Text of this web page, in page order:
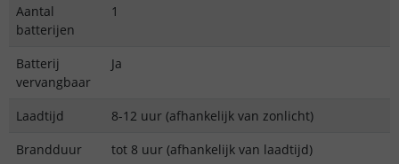
Aantal
batterijen
1
Batterij
vervangbaar
Ja
Laadtijd
8-12 uur (afhankelijk van zonlicht)
Brandduur
tot 8 uur (afhankelijk van laadtijd)